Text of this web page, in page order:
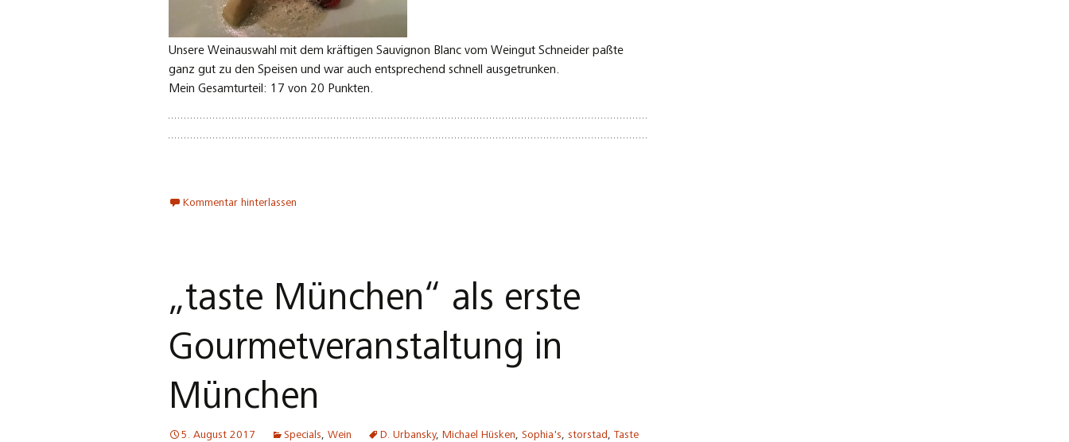
Unsere Weinauswahl mit dem kräftigen Sauvignon Blanc vom Weingut Schneider paßte
ganz gut zu den Speisen und war auch entsprechend schnell ausgetrunken.
Mein Gesamturteil: 17 von 20 Punkten.
Kommentar hinterlassen
„taste München“ als erste
Gourmetveranstaltung in
München
5. August 2017 Specials, Wein D. Urbansky, Michael Hüsken, Sophia's, storstad, Taste